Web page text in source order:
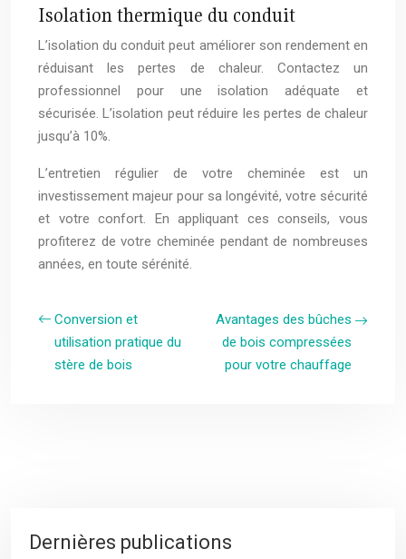
Isolation thermique du conduit
L’isolation du conduit peut améliorer son rendement en
réduisant les pertes de chaleur. Contactez un
professionnel pour une isolation adéquate et
sécurisée. L’isolation peut réduire les pertes de chaleur
jusqu’à 10%.
L’entretien régulier de votre cheminée est un
investissement majeur pour sa longévité, votre sécurité
et votre confort. En appliquant ces conseils, vous
profiterez de votre cheminée pendant de nombreuses
années, en toute sérénité.
Conversion et
utilisation pratique du
stère de bois
Avantages des bûches
de bois compressées
pour votre chauffage
Dernières publications